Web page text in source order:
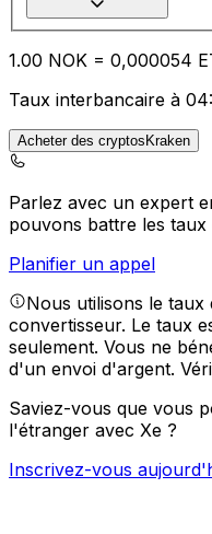
1.00 NOK = 0,000054
Taux interbancaire à
Acheter des cryptosKraken
Parlez avec un expert
pouvons battre les
Planifier un appel
Nous utilisons le
convertisseur. Le taux
seulement. Vous ne
d'un envoi d'argent.
Saviez-vous que vous
l'étranger avec Xe ?
Inscrivez-vous